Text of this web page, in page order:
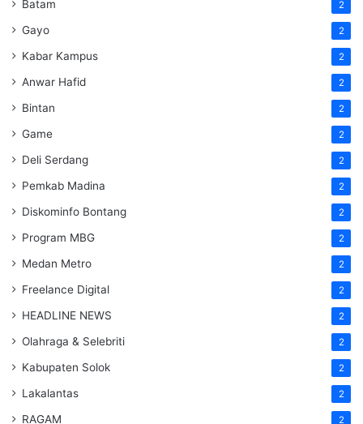
Batam 2
Gayo 2
Kabar Kampus 2
Anwar Hafid 2
Bintan 2
Game 2
Deli Serdang 2
Pemkab Madina 2
Diskominfo Bontang 2
Program MBG 2
Medan Metro 2
Freelance Digital 2
HEADLINE NEWS 2
Olahraga & Selebriti 2
Kabupaten Solok 2
Lakalantas 2
RAGAM 2